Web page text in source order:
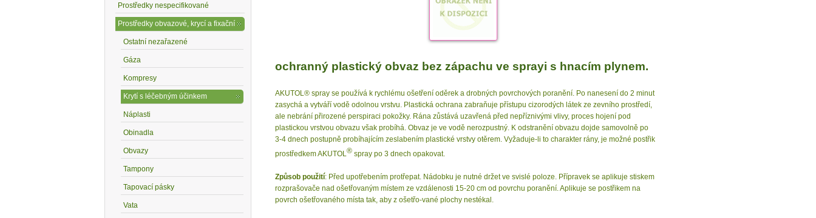
ochranný plastický obvaz bez zápachu ve sprayi s hnacím plynem.
AKUTOL® spray se používá k rychlému ošetření oděrek a drobných povrchových poranění. Po nanesení do 2 minut
zasychá a vytváří vodě odolnou vrstvu. Plastická ochrana zabraňuje přístupu cizorodých látek ze zevního prostředí,
ale nebrání přirozené perspiraci pokožky. Rána zůstává uzavřená před nepříznivými vlivy, proces hojení pod
plastickou vrstvou obvazu však probíhá. Obvaz je ve vodě nerozpustný. K odstranění obvazu dojde samovolně po
3-4 dnech postupně probíhajícím zeslabením plastické vrstvy otěrem. Vyžaduje-li to charakter rány, je možné postřik
prostředkem AKUTOL® spray po 3 dnech opakovat.
Způsob použití: Před upotřebením protřepat. Nádobku je nutné držet ve svislé poloze. Přípravek se aplikuje stiskem
rozprašovače nad ošetřovaným místem ze vzdálenosti 15-20 cm od povrchu poranění. Aplikuje se postřikem na
povrch ošetřovaného místa tak, aby z ošetřo-vané plochy nestékal.
Prostředky nespecifikované
Prostředky obvazové, krycí a fixační
Ostatní nezařazené
Gáza
Kompresy
Krytí s léčebným účinkem
Náplasti
Obinadla
Obvazy
Tampony
Tapovací pásky
Vata